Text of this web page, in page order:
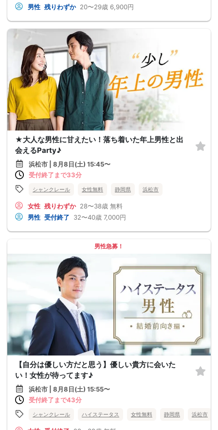
男性 残りわずか 20〜29歳 6,900円
★大人な男性に甘えたい！落ち着いた年上男性と出
会えるParty♪
浜松市 | 8月8日(土) 15:45〜
受付終了まで33分
シャンクレール 女性無料 静岡県 浜松市
女性 残りわずか 28〜38歳 無料
男性 受付終了 32〜40歳 7,000円
男性急募！
【自分は優しい方だと思う】優しい貴方に会いた
い！女性が待ってます♪
浜松市 | 8月8日(土) 15:55〜
受付終了まで43分
シャンクレール ハイステータス 女性無料 静岡県 浜松市